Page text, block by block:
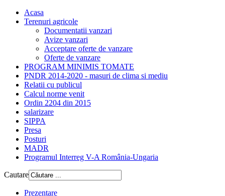
Acasa
Terenuri agricole
Documentatii vanzari
Avize vanzari
Acceptare oferte de vanzare
Oferte de vanzare
PROGRAM MINIMIS TOMATE
PNDR 2014-2020 - masuri de clima si mediu
Relatii cu publicul
Calcul norme venit
Ordin 2204 din 2015
salarizare
SIPPA
Presa
Posturi
MADR
Programul Interreg V-A România-Ungaria
Cautare
Prezentare